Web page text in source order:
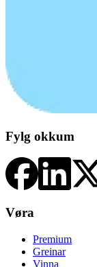
Fylg okkum
Vøra
Premium
Greinar
Vinna